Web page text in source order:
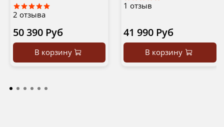
2 отзыва
50 390 Руб
В корзину
1 отзыв
41 990 Руб
В корзину